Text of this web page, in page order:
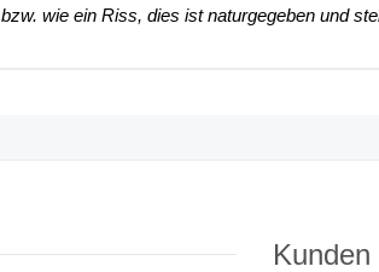
bzw. wie ein Riss, dies ist naturgegeben und